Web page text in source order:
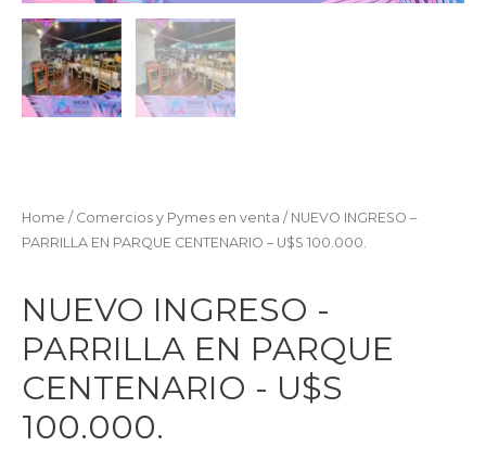
Home / Comercios y Pymes en venta / NUEVO INGRESO –
PARRILLA EN PARQUE CENTENARIO – U$S 100.000.
NUEVO INGRESO -
PARRILLA EN PARQUE
CENTENARIO - U$S
100.000.